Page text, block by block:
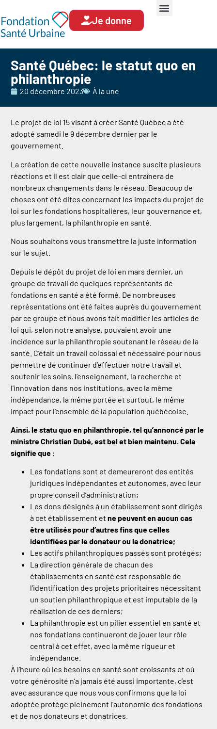
Je donne
Santé Québec: le statut quo en
philanthropie
20 décembre 2023 À la une
Le projet de loi 15 visant à créer Santé Québec a été
adopté samedi le 9 décembre dernier par le
gouvernement.
La création de cette nouvelle instance suscite plusieurs
réactions et il est clair que celle-ci entraînera de
nombreux changements dans le réseau. Beaucoup de
choses ont été dites concernant les impacts du projet de
loi sur les fondations hospitalières, leur gouvernance et,
plus largement, la philanthropie en santé.
Nous souhaitons vous transmettre la juste information
sur le sujet.
Depuis le dépôt du projet de loi en mars dernier, un
groupe de travail de quelques représentants de
fondations en santé a été formé. De nombreuses
représentations ont été faites auprès du gouvernement
par ce groupe et nous avons fait modifier les articles de
loi qui, selon notre analyse, pouvaient avoir une
incidence sur la philanthropie soutenant le réseau de la
santé. C’était un travail colossal et nécessaire pour nous
permettre de continuer d’effectuer notre travail et
soutenir les soins, l’enseignement, la recherche et
l’innovation dans nos institutions, avec la même
indépendance, la même portée et surtout, le même
impact pour l’ensemble de la population québécoise.
Ainsi, le statu quo en philanthropie, tel qu’annoncé par le
ministre Christian Dubé, est bel et bien maintenu. Cela
signifie que :
Les fondations sont et demeureront des entités
juridiques indépendantes et autonomes, avec leur
propre conseil d’administration;
Les dons désignés à un établissement sont dirigés
à cet établissement etne peuvent en aucun cas
être utilisés pour d’autres fins que celles
identifiées par le donateur ou la donatrice;
Les actifs philanthropiques passés sont protégés;
La direction générale de chacun des
établissements en santé est responsable de
l’identification des projets prioritaires nécessitant
un soutien philanthropique et est imputable de la
réalisation de ces derniers;
La philanthropie est un pilier essentiel en santé et
nos fondations continueront de jouer leur rôle
central à cet effet, avec la même rigueur et
indépendance.
À l’heure où les besoins en santé sont croissants et où
votre générosité n’a jamais été aussi importante, c’est
avec assurance que nous vous confirmons que la loi
adoptée protège pleinement l’autonomie des fondations
et de nos donateurs et donatrices.